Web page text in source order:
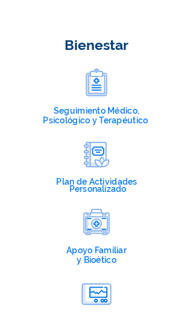
Bienestar
Seguimiento Médico,
Psicológico y Terapéutico
Plan de Actividades
Personalizado
Apoyo Familiar
y Bioético